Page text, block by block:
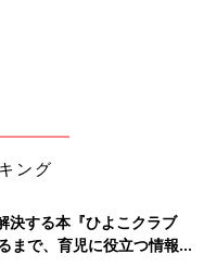
ング
決する本『ひよこクラブ
で、育児に役立つ情報が